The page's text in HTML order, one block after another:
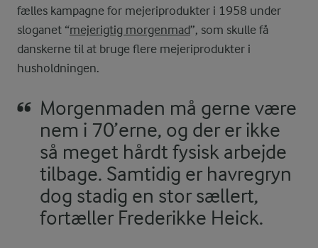
fælles kampagne for mejeriprodukter i 1958 under
sloganet “mejerigtig morgenmad”, som skulle få
danskerne til at bruge flere mejeriprodukter i
husholdningen.
Morgenmaden må gerne være
nem i 70’erne, og der er ikke
så meget hårdt fysisk arbejde
tilbage. Samtidig er havregryn
dog stadig en stor sællert,
fortæller Frederikke Heick.